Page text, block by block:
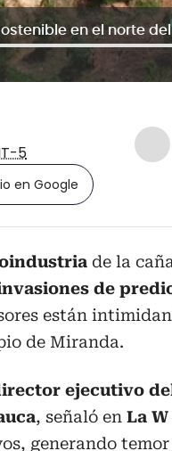
5
en Google
de la
de
están
de Miranda.
ejecutivo
, señaló en La W
generando